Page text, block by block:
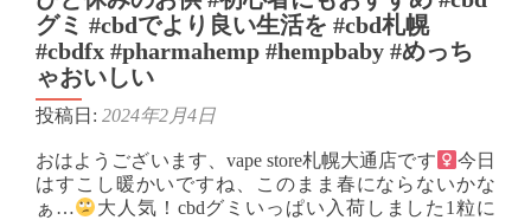
グミ #cbdでより良い生活を #cbd札幌
#cbdfx #pharmahemp #hempbaby #めっち
ゃおいしい
投稿日: 2024年2月4日
おはようございます、vape store札幌大通店です‍
今日
はすこし暖かいですね、このまま春にならないかな
ぁ…
大人気！cbdグミいっぱい入荷しました1粒に